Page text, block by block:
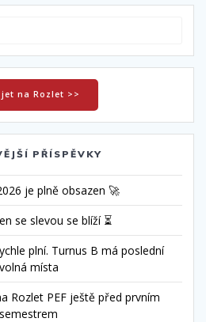
jet na Rozlet >>
PŘÍSPĚVKY
je plně obsazen 🚀
se slevou se blíží ⏳
plní. Turnus B má poslední
volná místa
Rozlet PEF ještě před prvním
semestrem